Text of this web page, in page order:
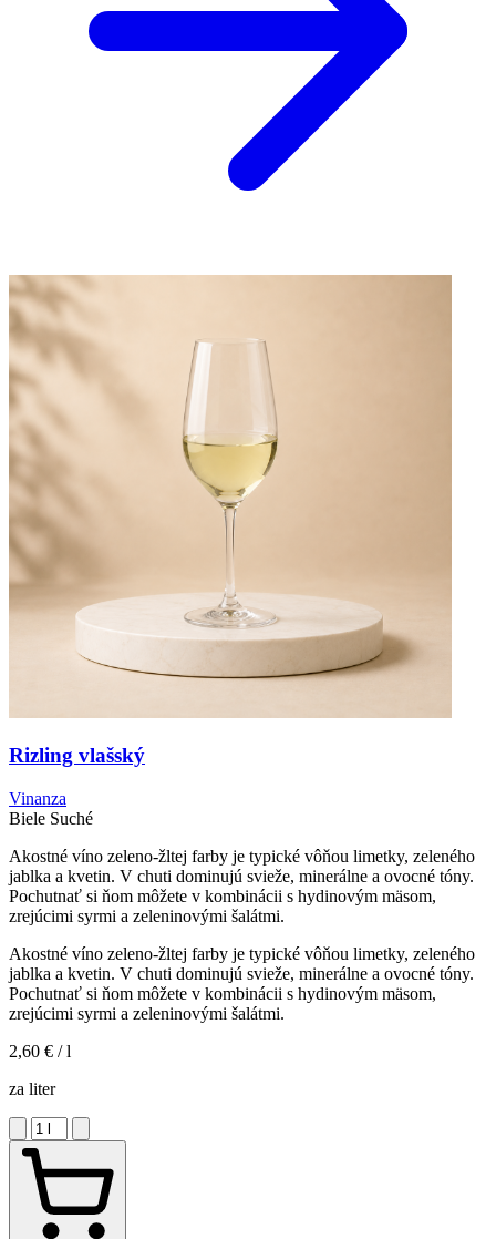
Rizling vlašský
Vinanza
Biele Suché
Akostné víno zeleno-žltej farby je typické vôňou limetky, zeleného
jablka a kvetin. V chuti dominujú svieže, minerálne a ovocné tóny.
Pochutnať si ňom môžete v kombinácii s hydinovým mäsom,
zrejúcimi syrmi a zeleninovými šalátmi.
Akostné víno zeleno-žltej farby je typické vôňou limetky, zeleného
jablka a kvetin. V chuti dominujú svieže, minerálne a ovocné tóny.
Pochutnať si ňom môžete v kombinácii s hydinovým mäsom,
zrejúcimi syrmi a zeleninovými šalátmi.
2,60 € / l
za liter